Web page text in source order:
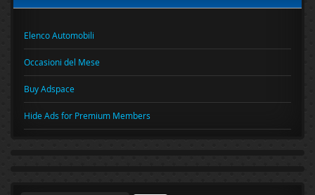
Elenco Automobili
Occasioni del Mese
Buy Adspace
Hide Ads for Premium Members